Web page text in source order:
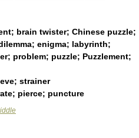
brain twister; Chinese puzzle;
enigma; labyrinth;
problem; puzzle; Puzzlement;
strainer
pierce; puncture